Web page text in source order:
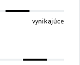
vynikajúce